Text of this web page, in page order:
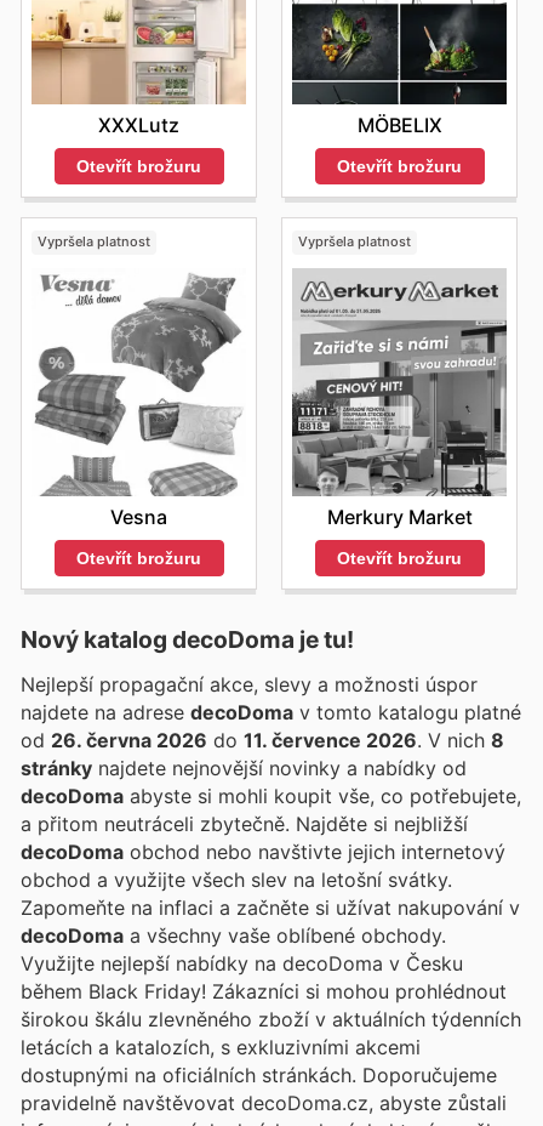
XXXLutz
Otevřít brožuru
MÖBELIX
Otevřít brožuru
Vypršela platnost
Vesna
Otevřít brožuru
Vypršela platnost
Merkury Market
Otevřít brožuru
Nový katalog decoDoma je tu!
Nejlepší propagační akce, slevy a možnosti úspor
najdete na adrese decoDoma v tomto katalogu platné
od 26. června 2026 do 11. července 2026 . V nich 8
stránky najdete nejnovější novinky a nabídky od
decoDoma abyste si mohli koupit vše, co potřebujete,
a přitom neutráceli zbytečně. Najděte si nejbližší
decoDoma obchod nebo navštivte jejich internetový
obchod a využijte všech slev na letošní svátky.
Zapomeňte na inflaci a začněte si užívat nakupování v
decoDoma a všechny vaše oblíbené obchody.
Využijte nejlepší nabídky na decoDoma v Česku
během Black Friday! Zákazníci si mohou prohlédnout
širokou škálu zlevněného zboží v aktuálních týdenních
letácích a katalozích, s exkluzivními akcemi
dostupnými na oficiálních stránkách. Doporučujeme
pravidelně navštěvovat decoDoma.cz, abyste zůstali